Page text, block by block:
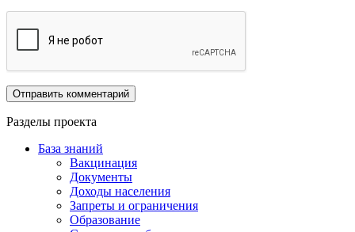
Разделы проекта
База знаний
Вакцинация
Документы
Доходы населения
Запреты и ограничения
Образование